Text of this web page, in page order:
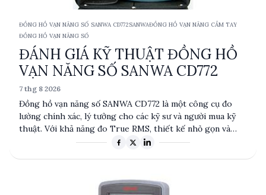
ĐỒNG HỒ VẠN NĂNG SỐ SANWA CD772SANWAĐỒNG HỒ VẠN NĂNG CẦM TAY
ĐỒNG HỒ VẠN NĂNG SỐ
ĐÁNH GIÁ KỸ THUẬT ĐỒNG HỒ
VẠN NĂNG SỐ SANWA CD772
7 thg 8 2026
Đồng hồ vạn năng số SANWA CD772 là một công cụ đo
lường chính xác, lý tưởng cho các kỹ sư và người mua kỹ
thuật. Với khả năng đo True RMS, thiết kế nhỏ gọn và
màn hình LCD lớn, sản phẩm này đáp ứng nhu cầu đo điện
giữ dữ liệu, CD772 là lựa chọn đáng tin cậy cho các chuyên